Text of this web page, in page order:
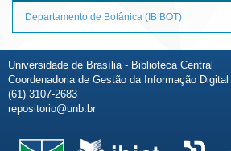
Departamento de Botânica (IB BOT)
Universidade de Brasília - Biblioteca Central
Coordenadoria de Gestão da Informação
(61) 3107-2683
repositorio@unb.br